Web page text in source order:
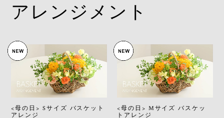
アレンジメント
<母の日> Sサイズ バスケット
アレンジ
<母の日> Mサイズ バスケッ
トアレンジ